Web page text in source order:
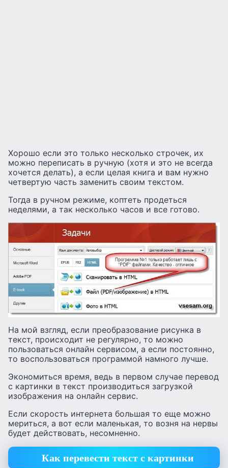
Хорошо если это только несколько строчек, их
можно переписать в ручную (хотя и это не всегда
хочется делать), а если целая книга и вам нужно
четвертую часть заменить своим текстом.
Тогда в ручном режиме, коптеть продеться
неделями, а так несколько часов и все готово.
На мой взгляд, если преобразование рисунка в
текст, происходит не регулярно, то можно
пользоваться онлайн сервисом, а если постоянно,
то воспользоваться программой намного лучше.
Экономиться время, ведь в первом случае перевод
с картинки в текст производиться загрузкой
изображения на онлайн сервис.
Если скорость интернета большая то еще можно
мериться, а вот если маленькая, то возня на нервы
будет действовать, несомненно.
Как перевести текст с картинки